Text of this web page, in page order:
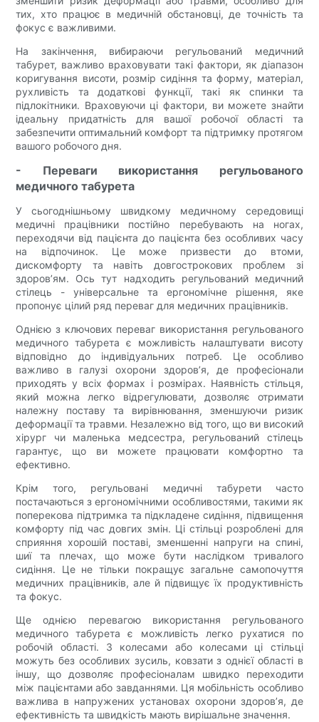
тих, хто працює в медичній обстановці, де точність та
фокус є важливими.
На закінчення, вибираючи регульований медичний
табурет, важливо враховувати такі фактори, як діапазон
коригування висоти, розмір сидіння та форму, матеріал,
рухливість та додаткові функції, такі як спинки та
підлокітники. Враховуючи ці фактори, ви можете знайти
ідеальну придатність для вашої робочої області та
забезпечити оптимальний комфорт та підтримку протягом
вашого робочого дня.
- Переваги використання регульованого
медичного табурета
У сьогоднішньому швидкому медичному середовищі
медичні працівники постійно перебувають на ногах,
переходячи від пацієнта до пацієнта без особливих часу
на відпочинок. Це може призвести до втоми,
дискомфорту та навіть довгострокових проблем зі
здоров’ям. Ось тут надходить регульований медичний
стілець - універсальне та ергономічне рішення, яке
пропонує цілий ряд переваг для медичних працівників.
Однією з ключових переваг використання регульованого
медичного табурета є можливість налаштувати висоту
відповідно до індивідуальних потреб. Це особливо
важливо в галузі охорони здоров’я, де професіонали
приходять у всіх формах і розмірах. Наявність стільця,
який можна легко відрегулювати, дозволяє отримати
належну поставу та вирівнювання, зменшуючи ризик
деформації та травми. Незалежно від того, що ви високий
хірург чи маленька медсестра, регульований стілець
гарантує, що ви можете працювати комфортно та
ефективно.
Крім того, регульовані медичні табурети часто
постачаються з ергономічними особливостями, такими як
поперекова підтримка та підкладене сидіння, підвищення
комфорту під час довгих змін. Ці стільці розроблені для
сприяння хорошій поставі, зменшенні напруги на спині,
шиї та плечах, що може бути наслідком тривалого
сидіння. Це не тільки покращує загальне самопочуття
медичних працівників, але й підвищує їх продуктивність
та фокус.
Ще однією перевагою використання регульованого
медичного табурета є можливість легко рухатися по
робочій області. З колесами або колесами ці стільці
можуть без особливих зусиль, ковзати з однієї області в
іншу, що дозволяє професіоналам швидко переходити
між пацієнтами або завданнями. Ця мобільність особливо
важлива в напружених установах охорони здоров’я, де
ефективність та швидкість мають вирішальне значення.